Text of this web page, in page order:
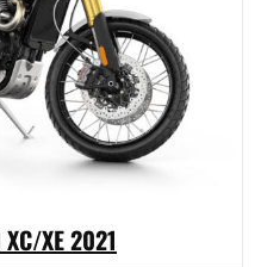
XE 2021